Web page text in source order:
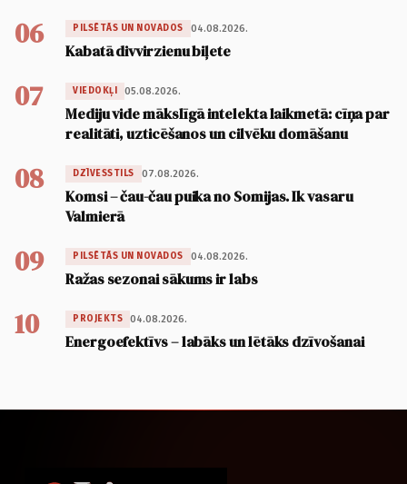
06 PILSĒTĀS UN NOVADOS 04.08.2026.
Kabatā divvirzienu biļete
07 VIEDOKĻI 05.08.2026.
Mediju vide mākslīgā intelekta laikmetā: cīņa par
realitāti, uzticēšanos un cilvēku domāšanu
08 DZĪVESSTILS 07.08.2026.
Komsi – čau-čau puika no Somijas. Ik vasaru
Valmierā
09 PILSĒTĀS UN NOVADOS 04.08.2026.
Ražas sezonai sākums ir labs
10 PROJEKTS 04.08.2026.
Energoefektīvs – labāks un lētāks dzīvošanai